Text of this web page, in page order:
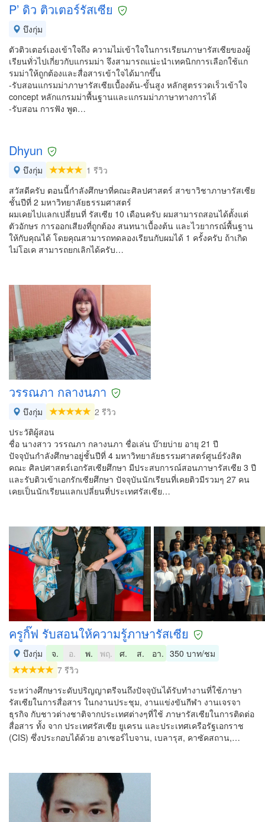
P’ ดิว ติวเตอร์รัสเซีย
บึงกุ่ม
ตัวติวเตอร์เองเข้าใจถึง ความไม่เข้าใจในการเรียนภาษารัสเซียของผู้
เรียนทั่วไปเกี่ยวกับแกรมม่า จึงสามารถแน่ะนำเทคนิกการเลือกใช้แก
รมม่าให้ถูกต้องและสื่อสารเข้าใจได้มากขึ้น
-รับสอนแกรมม่าภาษารัสเซียเบื้องต้น-ขั้นสูง หลักสูตรรวดเร็วเข้าใจ
concept หลักแกรมม่าพื้นฐานและแกรมม่าภาษาทางการได้
-รับสอน การฟัง พูด…
Dhyun
บึงกุ่ม
1 รีวิว
สวัสดีครับ ตอนนี้กำลังศึกษาที่คณะศิลปศาสตร์ สาขาวิชาภาษารัสเซีย
ชั้นปีที่ 2 มหาวิทยาลัยธรรมศาสตร์
ผมเคยไปแลกเปลี่ยนที่ รัสเซีย 10 เดือนครับ ผมสามารถสอนได้ตั้งแต่
ตัวอักษร การออกเสียงที่ถูกต้อง สนทนาเบื้องต้น และไวยากรณ์พื้นฐาน
ให้กับคุณได้ โดยคุณสามารถทดลองเรียนกับผมได้ 1 ครั้งครับ ถ้าเกิด
ไม่โอเค สามารถยกเลิกได้ครับ…
วรรณภา กลางนภา
บึงกุ่ม
2 รีวิว
ประวัติผู้สอน
ชื่อ นางสาว วรรณภา กลางนภา ชื่อเล่น บ๊ายบ่าย อายุ 21 ปี
ปัจจุบันกำลังศึกษาอยู่ชั้นปีที่ 4 มหาวิทยาลัยธรรมศาสตร์ศูนย์รังสิต
คณะ ศิลปศาสตร์เอกรัสเซียศึกษา มีประสบการณ์สอนภาษารัสเซีย 3 ปี
และรับติวเข้าเอกรักเซียศึกษา ปัจจุบันนักเรียนที่เคยติวมีรวมๆ 27 คน
เคยเป็นนักเรียนแลกเปลี่ยนที่ประเทศรัสเซีย…
ครูกิ๊ฟ รับสอนให้ความรู้ภาษารัสเซีย
บึงกุ่ม จ. อ. พ. พฤ. ศ. ส. อา. 350 บาท/ชม
7 รีวิว
ระหว่างศึกษาระดับปริญญาตรีจนถึงปัจจุบันได้รับทำงานที่ใช้ภาษา
รัสเซียในการสื่อสาร ในกงานประชุม, งานแข่งขันกีฬา งานเจรจา
ธุรกิจ กับชาวต่างชาติจากประเทศต่างๆที่ใช้ ภาษารัสเซียในการติดต่อ
สื่อสาร ทั้ง จาก ประเทศรัสเซีย ยูเครน และประเทศเครือรัฐเอกราช
(CIS) ซึ่งประกอบได้ด้วย อาเซอร์ไบจาน, เบลารุส, คาซัคสถาน,…